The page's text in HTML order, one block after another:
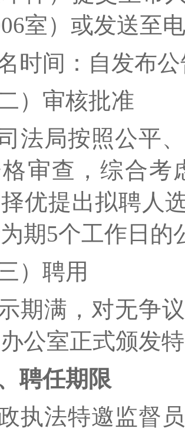
室） 或发送至
时间：自发布
） 审核批准
法局按照公平
审查，综合考
优提出拟聘人
期5个工作日的
） 聘用
期满，对无争
公室正式颁发
聘任期限
执法特邀监督